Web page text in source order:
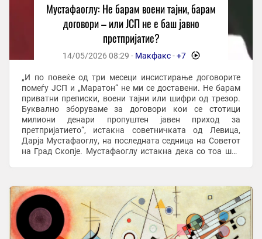
Мустафаоглу: Не барам воени тајни, барам
договори – или ЈСП не е баш јавно
претпријатие?
14/05/2026 08:29 - Макфакс-+7 -
„И по повеќе од три месеци инсистирање договорите
помеѓу ЈСП и „Маратон“ не ми се доставени. Не барам
приватни преписки, воени тајни или шифри од трезор.
Буквално зборуваме за договори кои се стотици
милиони денари пропуштен јавен приход за
претпријатието“, истакна советничката од Левица,
Дарја Мустафаоглу, на последната седница на Советот
на Град Скопје. Мустафаоглу истакна дека со тоа што